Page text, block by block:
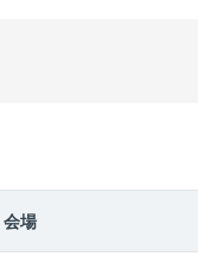
会場